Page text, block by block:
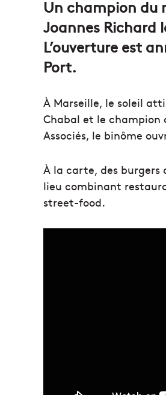
Un champion du
Joannes Richard
L’ouverture est
Port.
À Marseille, le soleil
Chabal et le champion
Associés, le binôme
À la carte, des burgers
lieu combinant
street-food.